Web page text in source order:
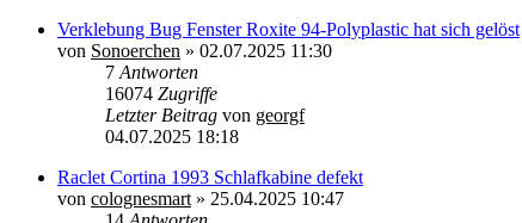
Verklebung Bug Fenster Roxite 94-Polyplastic hat sich gelöst
von Sonoerchen » 02.07.2025 11:30
7 Antworten
16074 Zugriffe
Letzter Beitrag von georgf
04.07.2025 18:18
Raclet Cortina 1993 Schlafkabine defekt
von colognesmart » 25.04.2025 10:47